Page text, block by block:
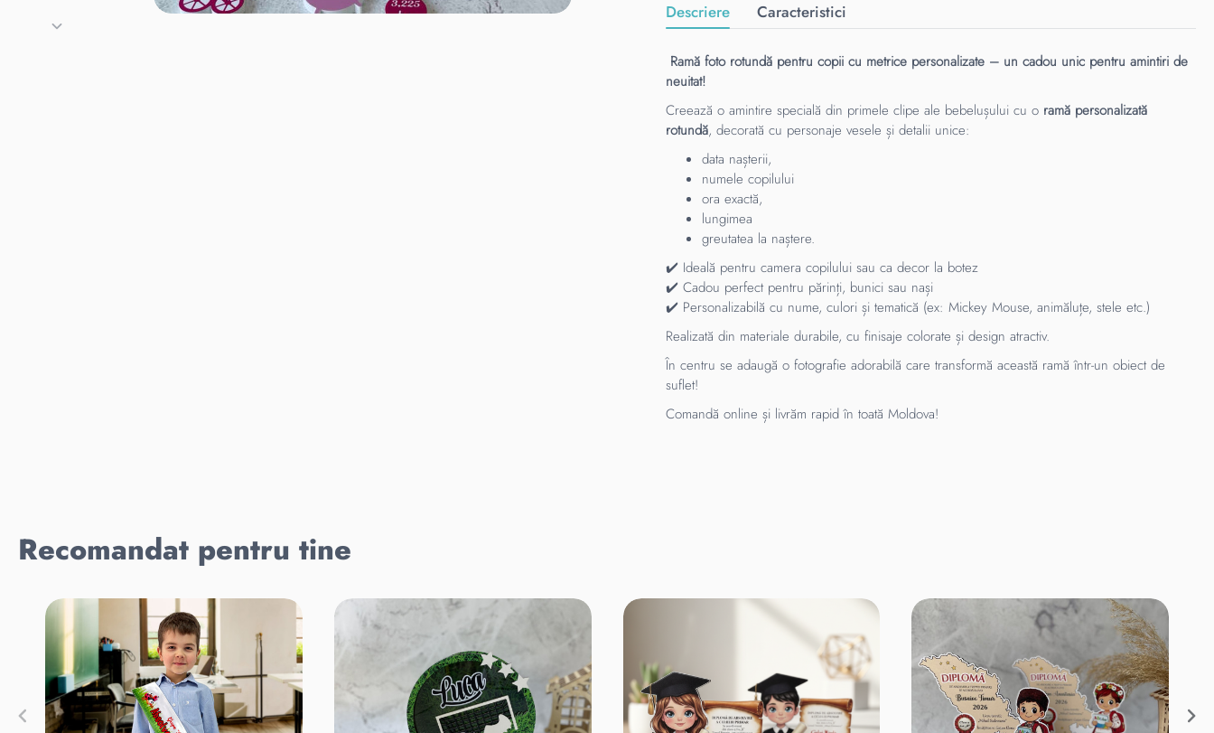
Descriere Caracteristici
Ramă foto rotundă pentru copii cu metrice personalizate – un cadou unic pentru amintiri de
neuitat!
Creează o amintire specială din primele clipe ale bebelușului cu o ramă personalizată
rotundă, decorată cu personaje vesele și detalii unice:
data nașterii,
numele copilului
ora exactă,
lungimea
greutatea la naștere.
✔️ Ideală pentru camera copilului sau ca decor la botez
✔️ Cadou perfect pentru părinți, bunici sau nași
✔️ Personalizabilă cu nume, culori și tematică (ex: Mickey Mouse, animăluțe, stele etc.)
Realizată din materiale durabile, cu finisaje colorate și design atractiv.
În centru se adaugă o fotografie adorabilă care transformă această ramă într-un obiect de
suflet!
Comandă online și livrăm rapid în toată Moldova!
Recomandat pentru tine